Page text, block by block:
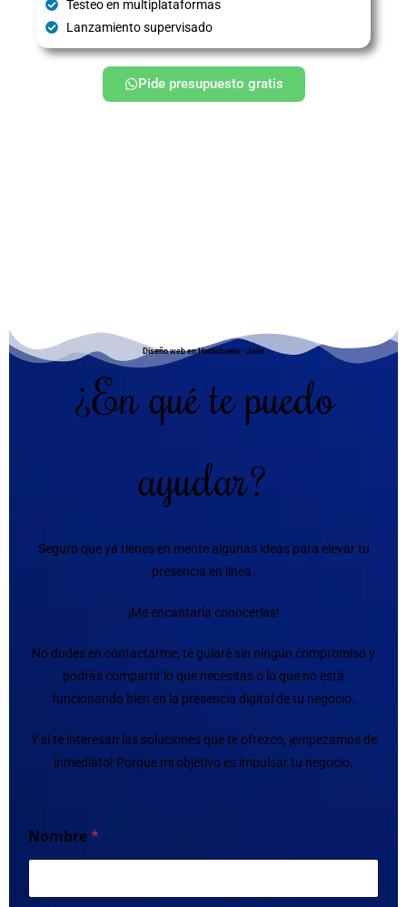
Testeo en multiplataformas
Lanzamiento supervisado
Pide presupuesto gratis
Diseño web en Hortichuela - Jaén
¿En qué te puedo
ayudar?
Seguro que ya tienes en mente algunas ideas para elevar tu
presencia en línea.
¡Me encantaría conocerlas!
No dudes en contactarme; te guiaré sin ningún compromiso y
podrás compartir lo que necesitas o lo que no está
funcionando bien en la presencia digital de tu negocio.
Y si te interesan las soluciones que te ofrezco, ¡empezamos de
inmediato! Porque mi objetivo es impulsar tu negocio.
Nombre*